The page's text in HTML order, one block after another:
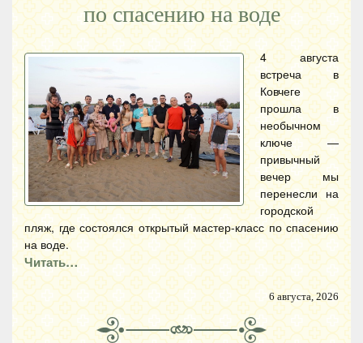
по спасению на воде
4 августа
встреча в
Ковчеге
прошла в
необычном
ключе —
привычный
вечер мы
перенесли на
городской
пляж, где состоялся открытый мастер-класс по спасению
на воде.
Читать…
6 августа, 2026